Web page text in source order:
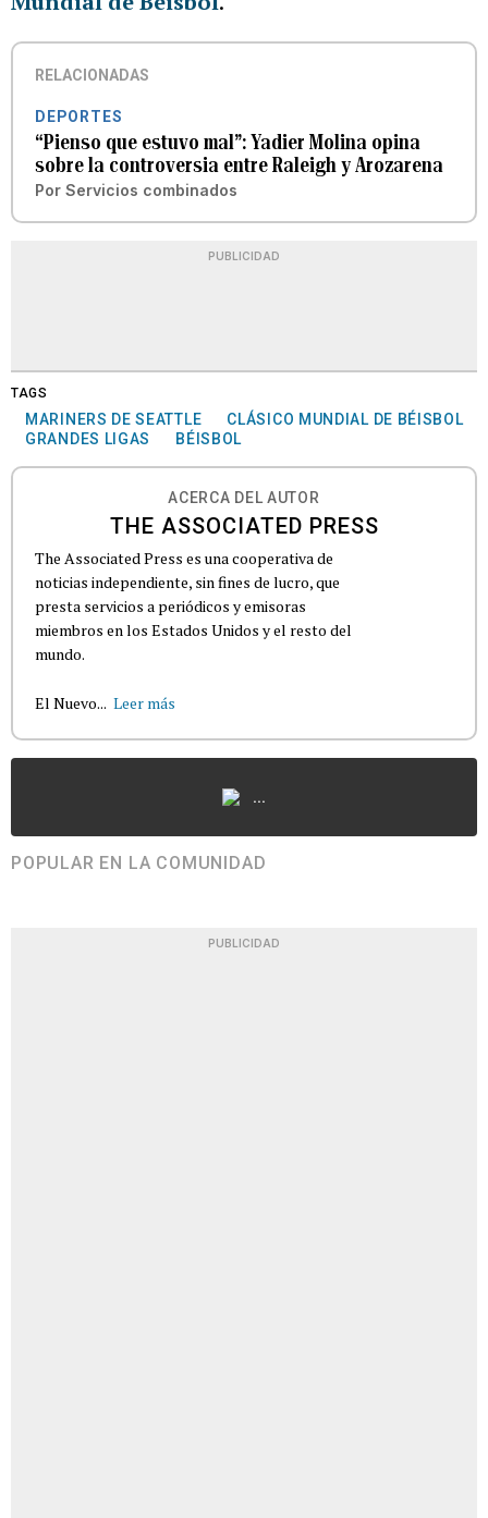
RELACIONADAS
DEPORTES
“Pienso que estuvo mal”: Yadier Molina opina
sobre la controversia entre Raleigh y Arozarena
Por Servicios combinados
PUBLICIDAD
TAGS
MARINERS DE SEATTLE
CLÁSICO MUNDIAL DE BÉISBOL
GRANDES LIGAS
BÉISBOL
ACERCA DEL AUTOR
THE ASSOCIATED PRESS
The Associated Press es una cooperativa de
noticias independiente, sin fines de lucro, que
presta servicios a periódicos y emisoras
miembros en los Estados Unidos y el resto del
mundo.
El Nuevo... Leer más
...
POPULAR EN LA COMUNIDAD
PUBLICIDAD